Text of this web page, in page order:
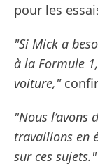
pour les
"Si Mick a
à la Formule
voiture,"
"Nous l’avons
travaillons en
sur ces sujets."